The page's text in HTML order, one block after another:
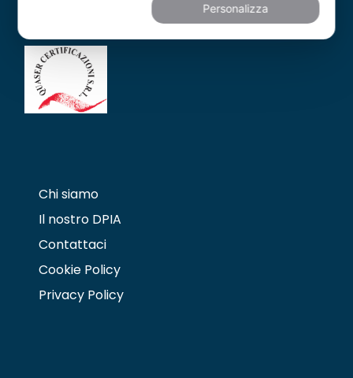
Chi siamo
Il nostro DPIA
Contattaci
Cookie Policy
Privacy Policy
Personalizza